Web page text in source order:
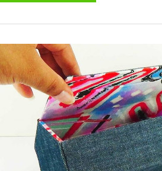
Neceser
estuche
(Cartonaje)